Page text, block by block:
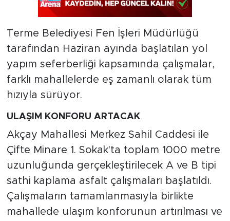
Terme Belediyesi Fen İşleri Müdürlüğü
tarafından Haziran ayında başlatılan yol
yapım seferberliği kapsamında çalışmalar,
farklı mahallelerde eş zamanlı olarak tüm
hızıyla sürüyor.
ULAŞIM KONFORU ARTACAK
Akçay Mahallesi Merkez Sahil Caddesi ile
Çifte Minare 1. Sokak'ta toplam 1000 metre
uzunluğunda gerçekleştirilecek A ve B tipi
sathi kaplama asfalt çalışmaları başlatıldı.
Çalışmaların tamamlanmasıyla birlikte
mahallede ulaşım konforunun artırılması ve